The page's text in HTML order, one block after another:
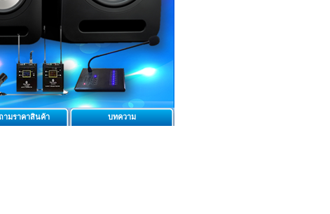
ามราคาสินค้า บทความ